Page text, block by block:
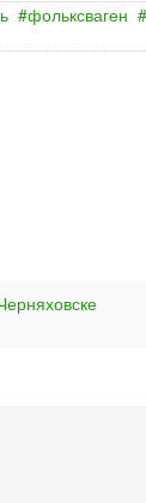
фольксваген